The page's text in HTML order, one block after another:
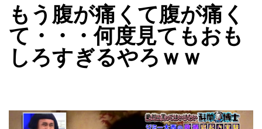
もう腹が痛くて腹が痛く
て・・・何度見てもおも
しろすぎるやろｗｗ